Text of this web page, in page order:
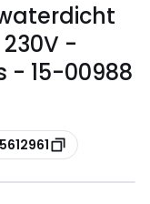
waterdicht
-
- 15-00988